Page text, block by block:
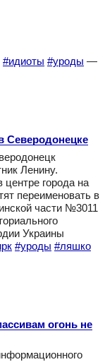
#идиоты #уроды —
Северодонецке
Ленину.
города на
переименовать в
части №3011
Украины
#уроды #ляшко
огонь не